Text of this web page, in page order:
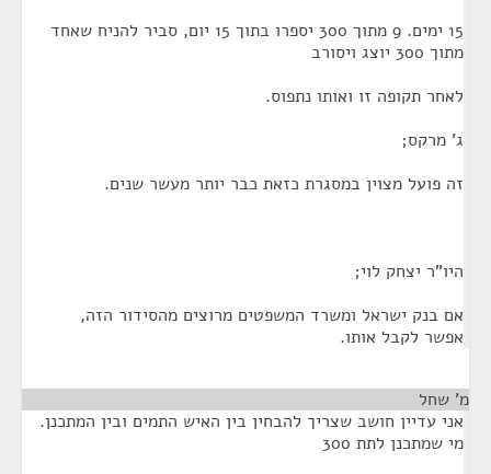
15 ימים. 9 מתוך 300 יספרו בתוך 15 יום, סביר להניח שאחד
מתוך 300 יוצג ויסורב
לאחר תקופה זו ואותו נתפוס.
ג' מרקס;
זה פועל מצוין במסגרת כזאת כבר יותר מעשר שנים.
היו"ר יצחק לוי;
אם בנק ישראל ומשרד המשפטים מרוצים מהסידור הזה,
אפשר לקבל אותו.
מ' שחל
אני עדיין חושב שצריך להבחין בין האיש התמים ובין המתכנן.
מי שמתכנן לתת 300